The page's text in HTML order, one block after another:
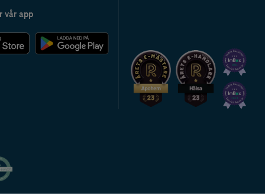
vår app
2024